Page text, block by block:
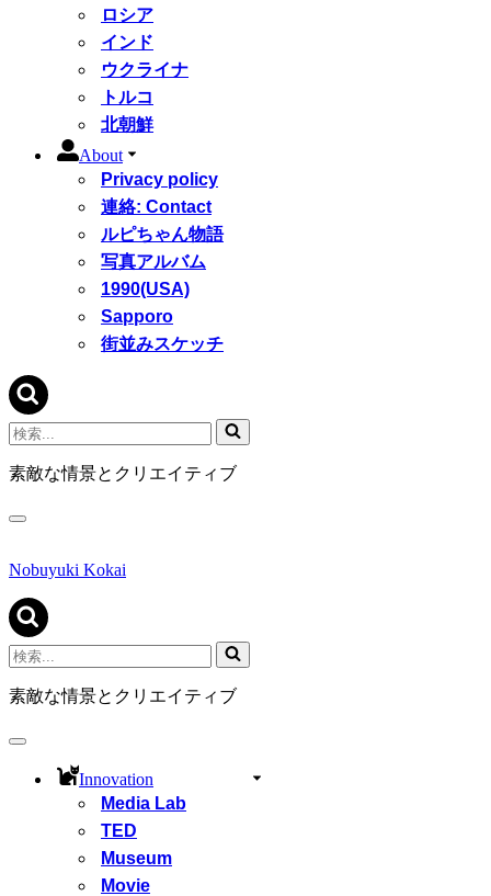
ロシア
インド
ウクライナ
トルコ
北朝鮮
About
Privacy policy
連絡: Contact
ルピちゃん物語
写真アルバム
1990(USA)
Sapporo
街並みスケッチ
検
索...
素敵な情景とクリエイティブ
ナ
ゲ
シ
ョ
ン
メ
ニ
ュ
Nobuyuki Kokai
検
索...
素敵な情景とクリエイティブ
ナ
Innovation
Media Lab
TED
Museum
Movie